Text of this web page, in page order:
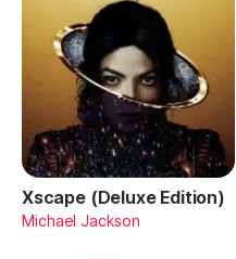
Xscape (Deluxe Edition)
Michael Jackson